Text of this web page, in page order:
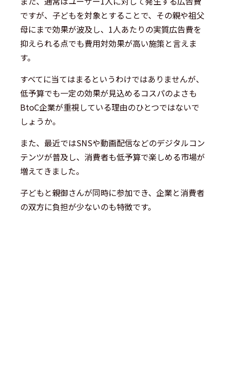
ですが、子どもを対象とすることで、その親や祖父
母にまで効果が波及し、1人あたりの実質広告費を
抑えられる点でも費用対効果が高い施策と言えま
す。
すべてに当てはまるというわけではありませんが、
低予算でも一定の効果が見込めるコスパのよさも
BtoC企業が重視している理由のひとつではないで
しょうか。
また、最近ではSNSや動画配信などのデジタルコン
テンツが普及し、消費者も低予算で楽しめる市場が
増えてきました。
子どもと親御さんが同時に参加でき、企業と消費者
の双方に負担が少ないのも特徴です。